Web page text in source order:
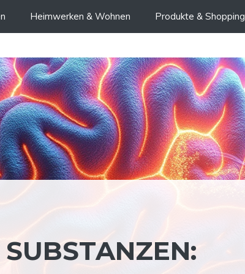
Heimwerken & Wohnen Produkte & Shopping